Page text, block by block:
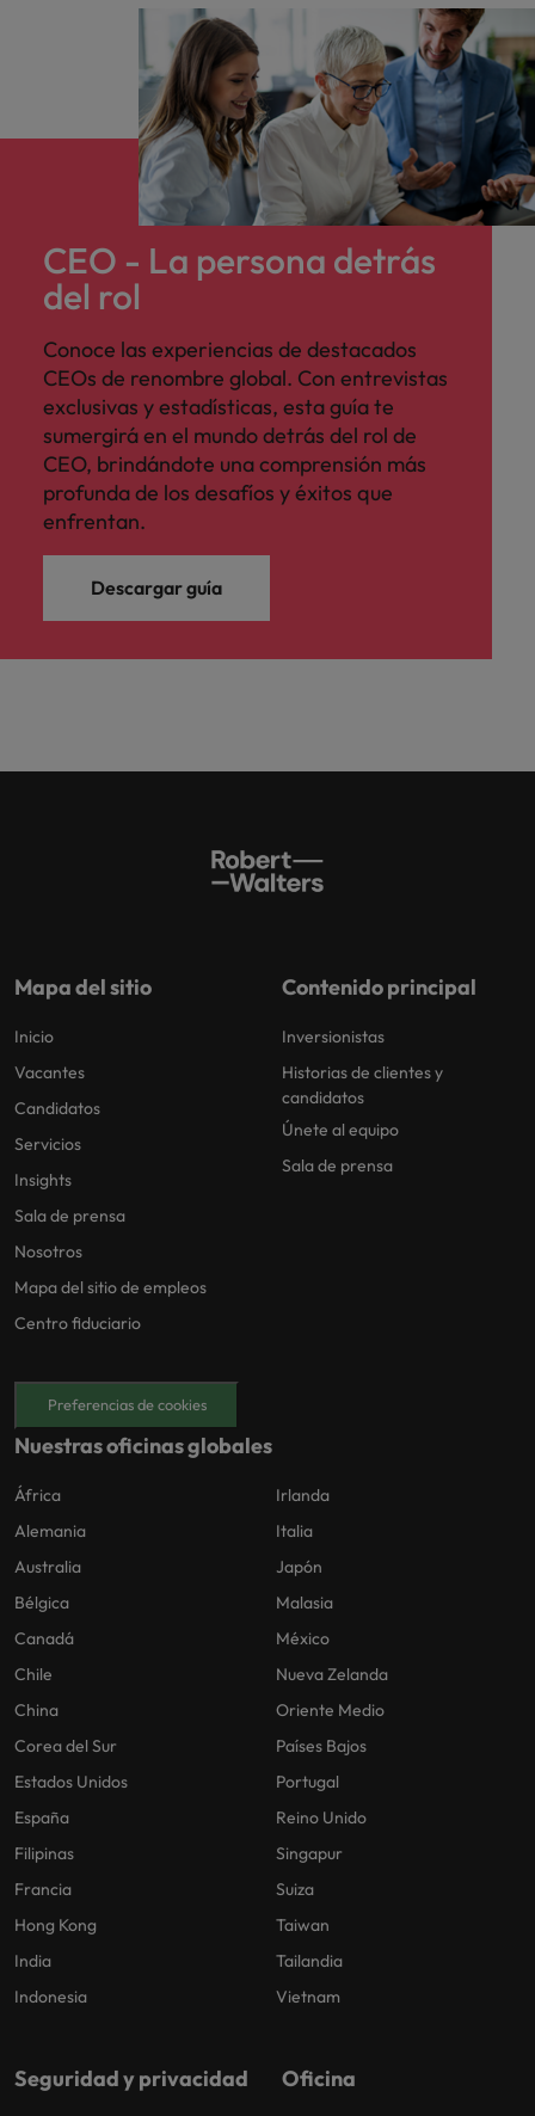
CEO - La persona detrás
del rol
Conoce las experiencias de destacados
CEOs de renombre global. Con entrevistas
exclusivas y estadísticas, esta guía te
sumergirá en el mundo detrás del rol de
CEO, brindándote una comprensión más
profunda de los desafíos y éxitos que
enfrentan.
Descargar guía
Mapa del sitio
Inicio
Vacantes
Candidatos
Servicios
Insights
Sala de prensa
Nosotros
Mapa del sitio de empleos
Centro fiduciario
Contenido principal
Inversionistas
Historias de clientes y
candidatos
Únete al equipo
Sala de prensa
Preferencias de cookies
Nuestras oficinas globales
África
Alemania
Australia
Bélgica
Canadá
Chile
China
Corea del Sur
Estados Unidos
España
Filipinas
Francia
Hong Kong
India
Indonesia
Irlanda
Italia
Japón
Malasia
México
Nueva Zelanda
Oriente Medio
Países Bajos
Portugal
Reino Unido
Singapur
Suiza
Taiwan
Tailandia
Vietnam
Seguridad y privacidad Oficina